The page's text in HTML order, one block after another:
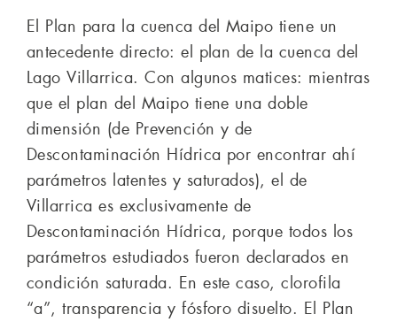
El Plan para la cuenca del Maipo tiene un
antecedente directo: el plan de la cuenca del
Lago Villarrica. Con algunos matices: mientras
que el plan del Maipo tiene una doble
dimensión (de Prevención y de
Descontaminación Hídrica por encontrar ahí
parámetros latentes y saturados), el de
Villarrica es exclusivamente de
Descontaminación Hídrica, porque todos los
parámetros estudiados fueron declarados en
condición saturada. En este caso, clorofila
“a”, transparencia y fósforo disuelto. El Plan